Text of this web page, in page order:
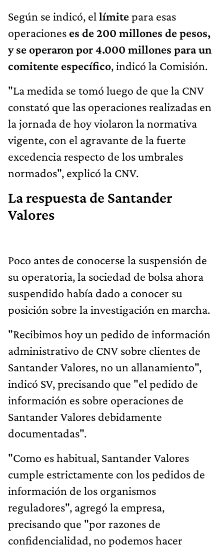
Según se indicó, el límitepara esas
operaciones es de 200 millones de pesos,
y se operaron por 4.000 millones para un
comitente específico, indicó la Comisión.
"La medida se tomó luego de que la CNV
constató que las operaciones realizadas en
la jornada de hoy violaron la normativa
vigente, con el agravante de la fuerte
excedencia respecto de los umbrales
normados", explicó la CNV.
La respuesta de Santander
Valores
Poco antes de conocerse la suspensión de
su operatoria, la sociedad de bolsa ahora
suspendido había dado a conocer su
posición sobre la investigación en marcha.
"Recibimos hoy un pedido de información
administrativo de CNV sobre clientes de
Santander Valores, no un allanamiento",
indicó SV, precisando que "el pedido de
información es sobre operaciones de
Santander Valores debidamente
documentadas".
"Como es habitual, Santander Valores
cumple estrictamente con los pedidos de
información de los organismos
reguladores", agregó la empresa,
precisando que "por razones de
confidencialidad, no podemos hacer